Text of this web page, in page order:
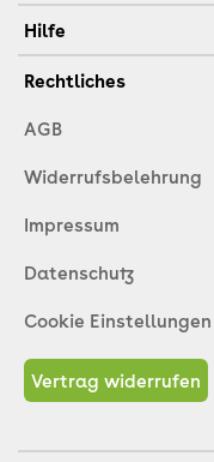
Hilfe
Rechtliches
AGB
Widerrufsbelehrung
Impressum
Datenschutz
Cookie Einstellungen
Vertrag widerrufen